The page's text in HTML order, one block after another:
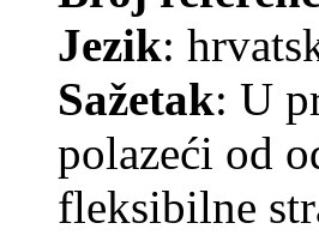
Jezik:
Sažetak: U
polazeći od
fleksibilne